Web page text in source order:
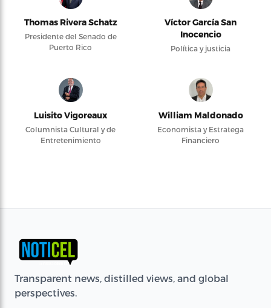
Thomas Rivera Schatz
Presidente del Senado de
Puerto Rico
Víctor García San
Inocencio
Política y justicia
Luisito Vigoreaux
Columnista Cultural y de
Entretenimiento
William Maldonado
Economista y Estratega
Financiero
Transparent news, distilled views, and global
perspectives.